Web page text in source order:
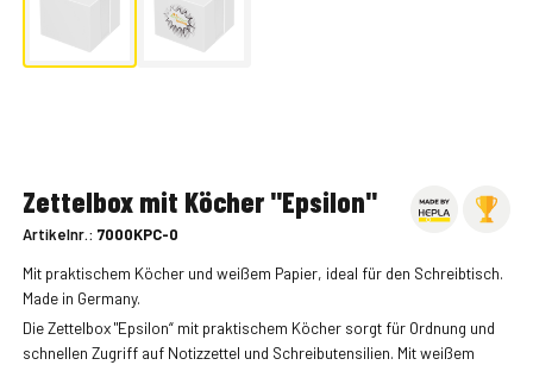
Zettelbox mit Köcher "Epsilon"
Artikelnr.: 7000KPC-0
Mit praktischem Köcher und weißem Papier, ideal für den Schreibtisch.
Made in Germany.
Die Zettelbox "Epsilon“ mit praktischem Köcher sorgt für Ordnung und
schnellen Zugriff auf Notizzettel und Schreibutensilien. Mit weißem